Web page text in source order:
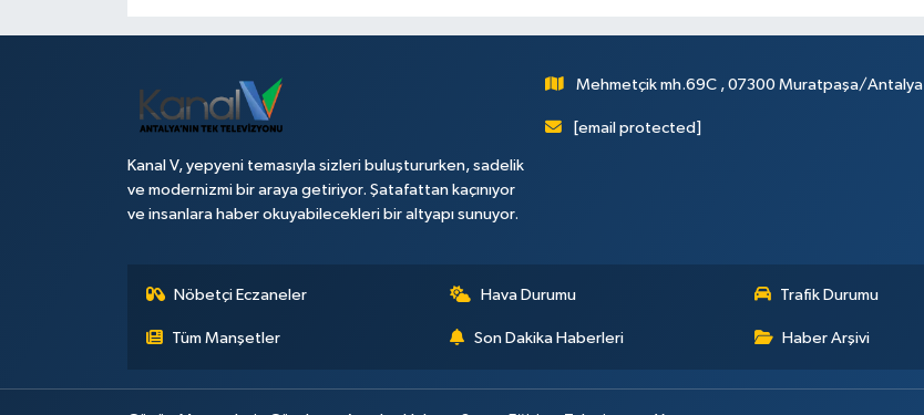
Kanal V, yepyeni temasıyla sizleri buluştururken, sadelik
ve modernizmi bir araya getiriyor. Şatafattan kaçınıyor
ve insanlara haber okuyabilecekleri bir altyapı sunuyor.
Mehmetçik mh.69C , 07300 Muratpaşa/Antalya
[email protected]
Nöbetçi Eczaneler Hava Durumu Trafik Durumu
Tüm Manşetler Son Dakika Haberleri Haber Arşivi